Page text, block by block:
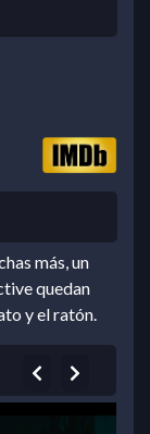
más, un
quedan
y el ratón.
Previous